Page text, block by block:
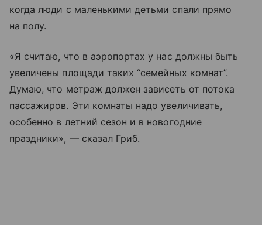
когда люди с маленькими детьми спали прямо
на полу.
«Я считаю, что в аэропортах у нас должны быть
увеличены площади таких “семейных комнат”.
Думаю, что метраж должен зависеть от потока
пассажиров. Эти комнаты надо увеличивать,
особенно в летний сезон и в новогодние
праздники», — сказал Гриб.